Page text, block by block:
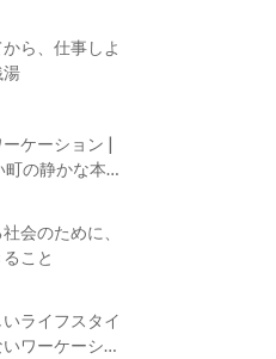
ら、仕事しよ
湯
ケーション |
の静かな本屋
会のために、
こと
ライフスタイ
ワーケーショ